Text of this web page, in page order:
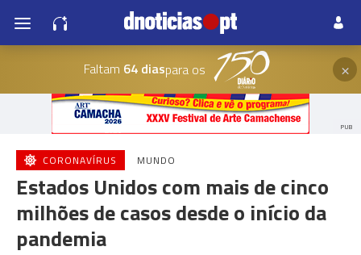
Faltam 64 diaspara os ×
PUB
CORONAVÍRUS MUNDO
Estados Unidos com mais de cinco
milhões de casos desde o início da
pandemia